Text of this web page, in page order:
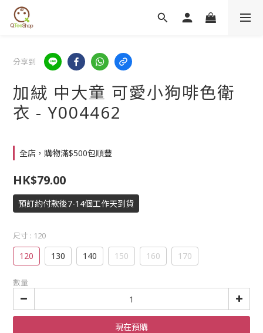
分享到
加絨 中大童 可愛小狗啡色衛
衣 - Y004462
全店，購物滿$500包順豐
HK$79.00
預訂約付款後7-14個工作天到貨
尺寸 : 120
120 130 140 150 160 170
數量
現在預購